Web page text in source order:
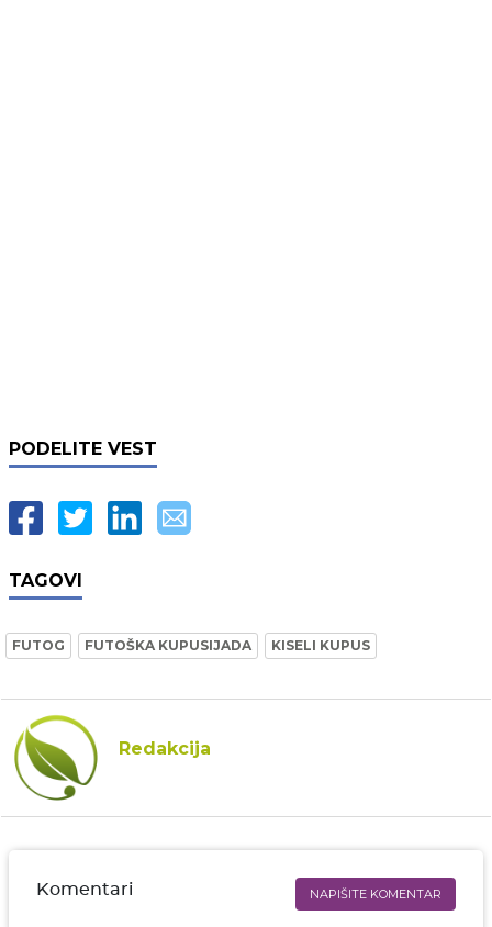
PODELITE VEST
TAGOVI
FUTOG FUTOŠKA KUPUSIJADA KISELI KUPUS
Redakcija
Komentari NAPIŠITE KOMENTAR